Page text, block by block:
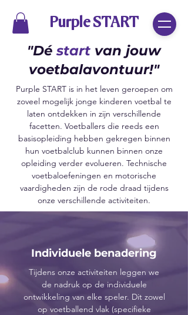
Purple START
"Déstartvan jouw
voetbalavontuur!"
Purple START is in het leven geroepen om
zoveel mogelijk jonge kinderen voetbal te
laten ontdekken in zijn verschillende
facetten. Voetballers die reeds een
basisopleiding hebben gekregen binnen
hun voetbalclub kunnen binnen onze
opleiding verder evolueren. Technische
voetbaloefeningen en motorische
vaardigheden zijn de rode draad tijdens
onze verschillende activiteiten.
Individuele benadering
Tijdens onze activiteiten leggen we
de nadruk op de individuele
ontwikkeling van elke speler. Dit zowel
op voetballend vlak (specifieke